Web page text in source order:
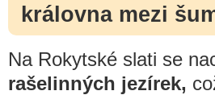
královna mezi
Na Rokytské slati se
rašelinných jezírek,